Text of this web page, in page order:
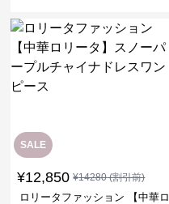
SALE
¥12,850 ¥14280(割引前)
ロリータファッション 【中華ロ